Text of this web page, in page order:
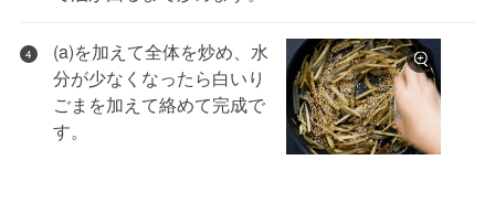
4
(a)を加えて全体を炒め、水
分が少なくなったら白いり
ごまを加えて絡めて完成で
す。